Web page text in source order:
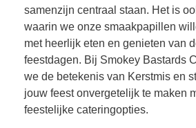
samenzijn centraal staan. Het is
waarin we onze smaakpapillen
met heerlijk eten en genieten van
feestdagen. Bij Smokey Bastards
we de betekenis van Kerstmis en
jouw feest onvergetelijk te maken
feestelijke cateringopties.